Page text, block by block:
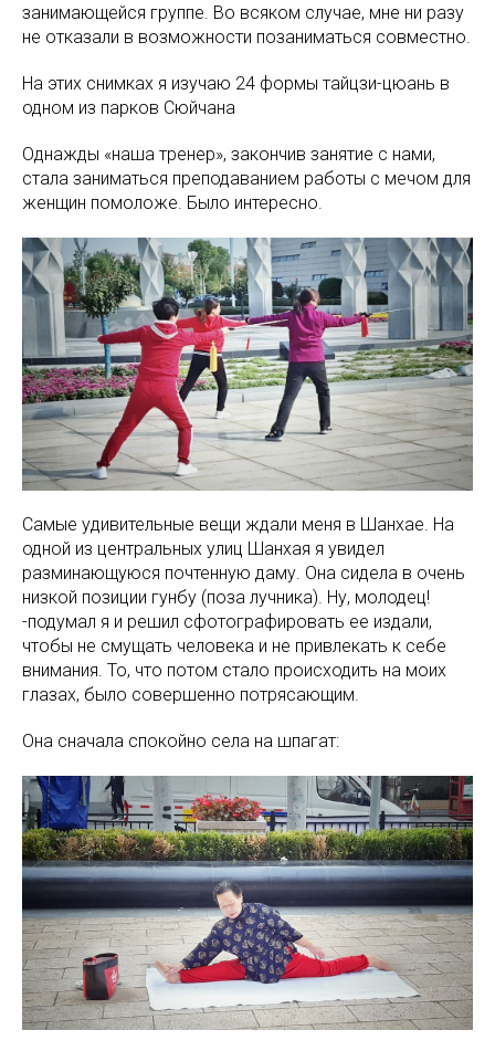
занимающейся группе. Во всяком случае, мне ни разу
не отказали в возможности позаниматься совместно.
На этих снимках я изучаю 24 формы тайцзи-цюань в
одном из парков Сюйчана
Однажды «наша тренер», закончив занятие с нами,
стала заниматься преподаванием работы с мечом для
женщин помоложе. Было интересно.
Самые удивительные вещи ждали меня в Шанхае. На
одной из центральных улиц Шанхая я увидел
разминающуюся почтенную даму. Она сидела в очень
низкой позиции гунбу (поза лучника). Ну, молодец!
-подумал я и решил сфотографировать ее издали,
чтобы не смущать человека и не привлекать к себе
внимания. То, что потом стало происходить на моих
глазах, было совершенно потрясающим.
Она сначала спокойно села на шпагат: